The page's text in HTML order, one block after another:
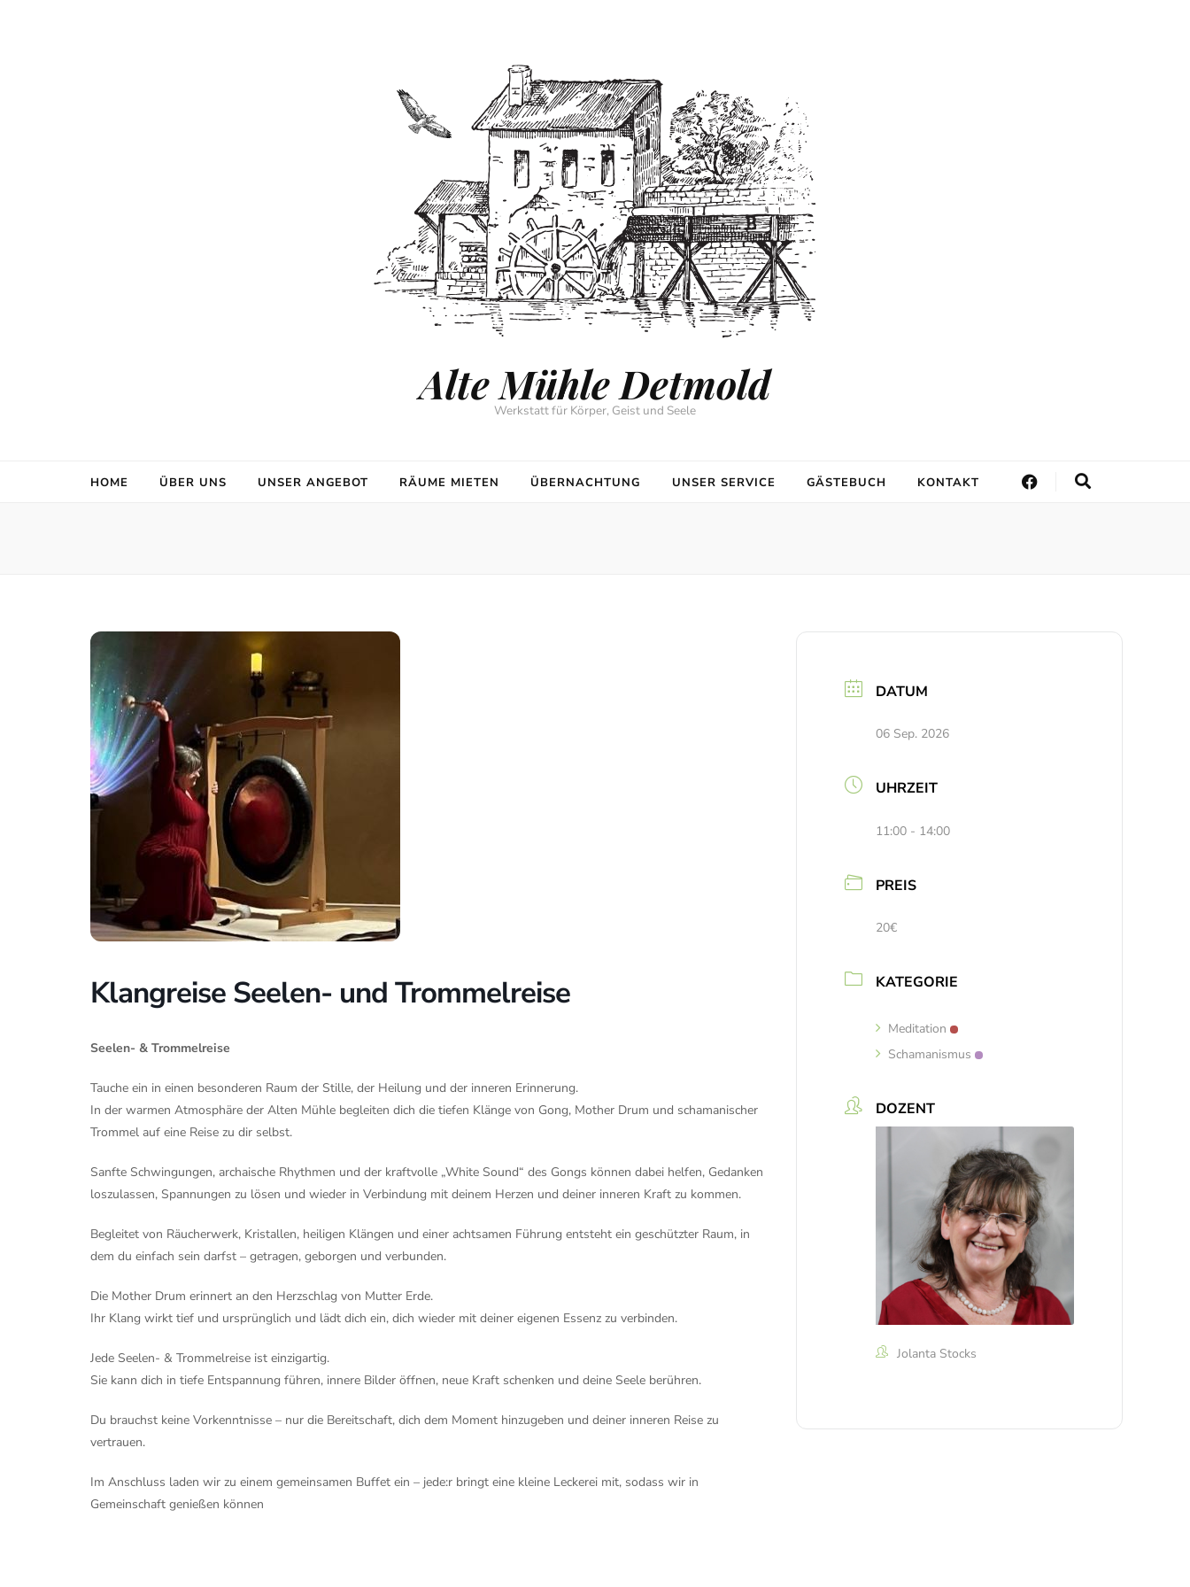
Alte Mühle Detmold
Werkstatt für Körper, Geist und Seele
HOME ÜBER UNS UNSER ANGEBOT RÄUME MIETEN ÜBERNACHTUNG UNSER SERVICE GÄSTEBUCH KONTAKT
Klangreise Seelen- und Trommelreise
Seelen- & Trommelreise
Tauche ein in einen besonderen Raum der Stille, der Heilung und der inneren Erinnerung.
In der warmen Atmosphäre der Alten Mühle begleiten dich die tiefen Klänge von Gong, Mother Drum und schamanischer
Trommel auf eine Reise zu dir selbst.
Sanfte Schwingungen, archaische Rhythmen und der kraftvolle „White Sound“ des Gongs können dabei helfen, Gedanken
loszulassen, Spannungen zu lösen und wieder in Verbindung mit deinem Herzen und deiner inneren Kraft zu kommen.
Begleitet von Räucherwerk, Kristallen, heiligen Klängen und einer achtsamen Führung entsteht ein geschützter Raum, in
dem du einfach sein darfst – getragen, geborgen und verbunden.
Die Mother Drum erinnert an den Herzschlag von Mutter Erde.
Ihr Klang wirkt tief und ursprünglich und lädt dich ein, dich wieder mit deiner eigenen Essenz zu verbinden.
Jede Seelen- & Trommelreise ist einzigartig.
Sie kann dich in tiefe Entspannung führen, innere Bilder öffnen, neue Kraft schenken und deine Seele berühren.
Du brauchst keine Vorkenntnisse – nur die Bereitschaft, dich dem Moment hinzugeben und deiner inneren Reise zu
vertrauen.
Im Anschluss laden wir zu einem gemeinsamen Buffet ein – jede:r bringt eine kleine Leckerei mit, sodass wir in
Gemeinschaft genießen können
DATUM
06 Sep. 2026
UHRZEIT
11:00 - 14:00
PREIS
20€
KATEGORIE
Meditation
Schamanismus
DOZENT
Jolanta Stocks